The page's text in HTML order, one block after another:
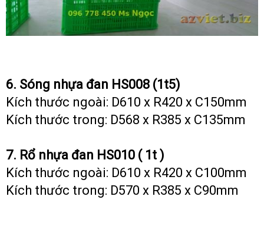
6. Sóng nhựa đan HS008 (1t5)
Kích thước ngoài: D610 x R420 x C150mm
Kích thước trong: D568 x R385 x C135mm
7. Rổ nhựa đan HS010 ( 1t )
Kích thước ngoài: D610 x R420 x C100mm
Kích thước trong: D570 x R385 x C90mm